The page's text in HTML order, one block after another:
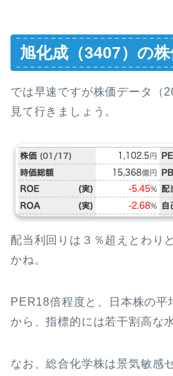
旭化成（3407）の
では早速ですが株価データ（
見て行きましょう。
配当利回りは３％超えとわり
かね。
PER18倍程度と、日本株の
から、指標的には若干割高な
なお、総合化学株は景気敏感